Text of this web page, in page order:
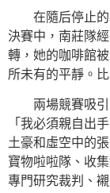
在隨后停止
決賽中，南莊隊
轉，她的咖啡館
所未有的平靜。
兩場競賽吸
「我必須親自出
土豪和虛空中的
寶物啦啦隊、收
專門研究裁判、